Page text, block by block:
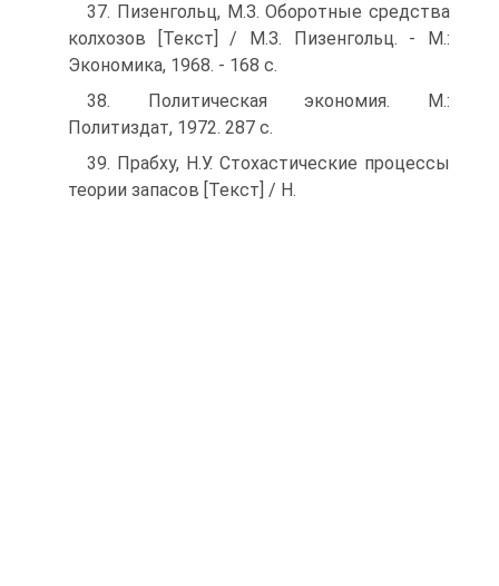
37. Пизенгольц, М.З. Оборотные средства
колхозов [Текст] / М.З. Пизенгольц. - М.:
Экономика, 1968. - 168 с.
38. Политическая экономия. М.:
Политиздат, 1972. 287 с.
39. Прабху, Н.У. Стохастические процессы
теории запасов [Текст] / Н.